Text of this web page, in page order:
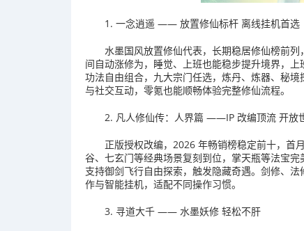
1. 一念逍遥 —— 放置修仙标杆 离线挂机首选
水墨国风放置修仙代表，长期稳居修仙榜前
间自动涨修为，睡觉、上班也能稳步提升境界，
功法自由组合，九大宗门任选，炼丹、炼器、秘
与社交互动，零氪也能顺畅体验完整修仙流程。
2. 凡人修仙传：人界篇 ——IP 改编顶流 开放
正版授权改编，2026 年畅销榜稳定前十，首
谷、七玄门等经典场景复刻到位，掌天瓶等法宝
支持御剑飞行自由探索，触发隐藏奇遇。剑修、
作与智能挂机，适配不同操作习惯。
3. 寻道大千 —— 水墨妖修 轻松不肝